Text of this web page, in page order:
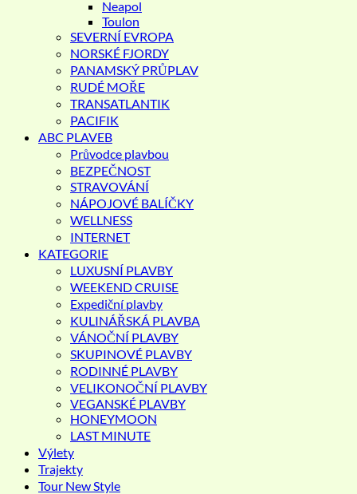
Neapol
Toulon
SEVERNÍ EVROPA
NORSKÉ FJORDY
PANAMSKÝ PRŮPLAV
RUDÉ MOŘE
TRANSATLANTIK
PACIFIK
ABC PLAVEB
Průvodce plavbou
BEZPEČNOST
STRAVOVÁNÍ
NÁPOJOVÉ BALÍČKY
WELLNESS
INTERNET
KATEGORIE
LUXUSNÍ PLAVBY
WEEKEND CRUISE
Expediční plavby
KULINÁŘSKÁ PLAVBA
VÁNOČNÍ PLAVBY
SKUPINOVÉ PLAVBY
RODINNÉ PLAVBY
VELIKONOČNÍ PLAVBY
VEGANSKÉ PLAVBY
HONEYMOON
LAST MINUTE
Výlety
Trajekty
Tour New Style